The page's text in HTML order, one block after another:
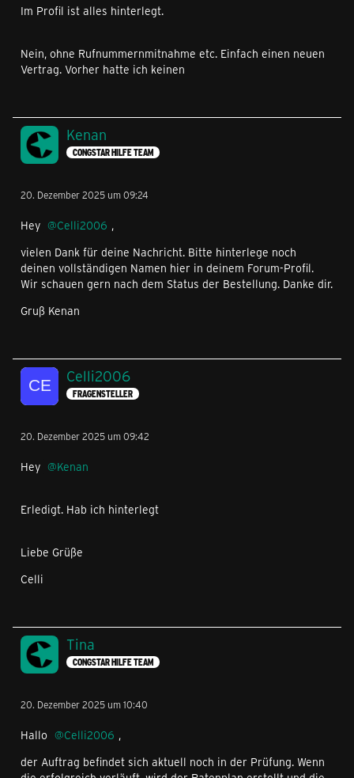
Im Profil ist alles hinterlegt.
Nein, ohne Rufnummernmitnahme etc. Einfach einen neuen
Vertrag. Vorher hatte ich keinen
Kenan
CONGSTAR HILFE TEAM
20. Dezember 2025 um 09:24
Hey Celli2006 ,
vielen Dank für deine Nachricht. Bitte hinterlege noch
deinen vollständigen Namen hier in deinem Forum-Profil.
Wir schauen gern nach dem Status der Bestellung. Danke dir.
Gruß Kenan
Celli2006
FRAGENSTELLER
20. Dezember 2025 um 09:42
Hey Kenan
Erledigt. Hab ich hinterlegt
Liebe Grüße
Celli
Tina
CONGSTAR HILFE TEAM
20. Dezember 2025 um 10:40
Hallo Celli2006 ,
der Auftrag befindet sich aktuell noch in der Prüfung. Wenn